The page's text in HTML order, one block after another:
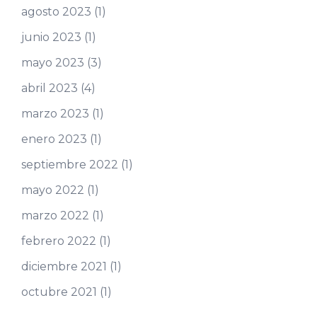
agosto 2023 (1)
junio 2023 (1)
mayo 2023 (3)
abril 2023 (4)
marzo 2023 (1)
enero 2023 (1)
septiembre 2022 (1)
mayo 2022 (1)
marzo 2022 (1)
febrero 2022 (1)
diciembre 2021 (1)
octubre 2021 (1)